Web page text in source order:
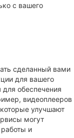
с вашего
сделанный вами
для вашего
для обеспечения
видеоплееров
улучшают
могут
и